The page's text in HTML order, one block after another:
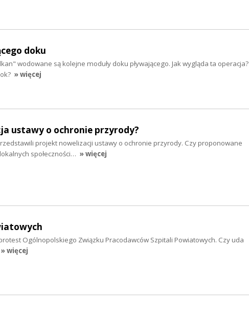
doku
wodowane są kolejne moduły doku pływającego. Jak wygląda ta operacja?
» więcej
ustawy o ochronie przyrody?
projekt nowelizacji ustawy o ochronie przyrody. Czy proponowane
społeczności… » więcej
Ogólnopolskiego Związku Pracodawców Szpitali Powiatowych. Czy uda
» więcej